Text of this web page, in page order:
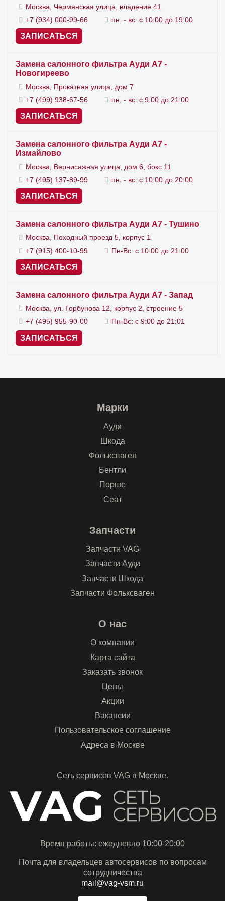
Москва, Чермянская улица, владение 41
+7 (934) 000-99-66
пн. - вс. с 10:00 до 19:00
ЗАПИСАТЬСЯ
Замена салонного фильтра Ауди А7 -
Новогиреево
Москва, Прокатная улица, дом 7
+7 (499) 938-67-56
пн. - вс. с 9:00 до 21:00
ЗАПИСАТЬСЯ
Замена салонного фильтра Ауди А7 -
Измайлово
Москва, Вернисажная улица, дом 6, бокс 11
+7 (495) 137-89-99
пн. - вс. с 10:00 до 20:00
ЗАПИСАТЬСЯ
Замена салонного фильтра Ауди А7 - Тушино
Москва, Походный проезд 5, корпус 1
+7 (915) 400-10-99
Пн-Вс: с 10:00 до 21:00
ЗАПИСАТЬСЯ
Замена салонного фильтра Ауди А7 - Запад
Москва, ул. Горбунова 12, корпус 2, строение 5
+7 (495) 955-90-00
Пн-Вс: с 9:00 до 21:01
ЗАПИСАТЬСЯ
Марки
Ауди
Шкода
Фольксваген
Бентли
Порше
Сеат
Запчасти
Запчасти VAG
Запчасти Ауди
Запчасти Шкода
Запчасти Фольксваген
О нас
О компании
Карта сайта
Заказать звонок
Цены
Акции
Вакансии
Пользовательское соглашение
Адреса в Москве
Сеть сервисов VAG в Москве.
Время работы: ежедневно 10:00-20:00
Почта для владельцев автосервисов по вопросам
сотрудничества
mail@vag-vsm.ru